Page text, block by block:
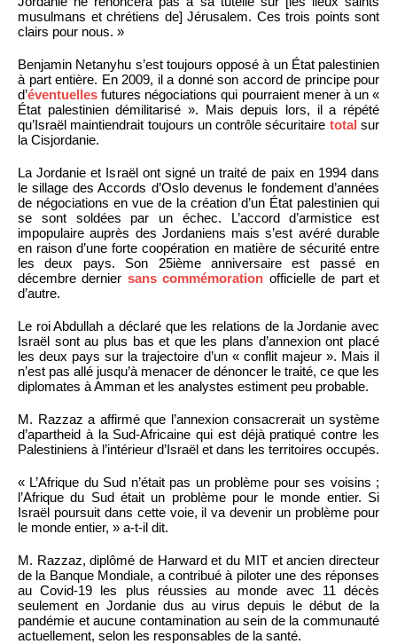
musulmans et chrétiens de] Jérusalem. Ces trois points sont
clairs pour nous. »
Benjamin Netanyhu s’est toujours opposé à un État palestinien
à part entière. En 2009, il a donné son accord de principe pour
d’éventuelles futures négociations qui pourraient mener à un «
État palestinien démilitarisé ». Mais depuis lors, il a répété
qu’Israël maintiendrait toujours un contrôle sécuritaire total sur
la Cisjordanie.
La Jordanie et Israël ont signé un traité de paix en 1994 dans
le sillage des Accords d’Oslo devenus le fondement d’années
de négociations en vue de la création d’un État palestinien qui
se sont soldées par un échec. L’accord d’armistice est
impopulaire auprès des Jordaniens mais s’est avéré durable
en raison d’une forte coopération en matière de sécurité entre
les deux pays. Son 25ième anniversaire est passé en
décembre dernier sans commémoration officielle de part et
d’autre.
Le roi Abdullah a déclaré que les relations de la Jordanie avec
Israël sont au plus bas et que les plans d’annexion ont placé
les deux pays sur la trajectoire d’un « conflit majeur ». Mais il
n’est pas allé jusqu’à menacer de dénoncer le traité, ce que les
diplomates à Amman et les analystes estiment peu probable.
M. Razzaz a affirmé que l’annexion consacrerait un système
d’apartheid à la Sud-Africaine qui est déjà pratiqué contre les
Palestiniens à l’intérieur d’Israël et dans les territoires occupés.
« L’Afrique du Sud n’était pas un problème pour ses voisins ;
l’Afrique du Sud était un problème pour le monde entier. Si
Israël poursuit dans cette voie, il va devenir un problème pour
le monde entier, » a-t-il dit.
M. Razzaz, diplômé de Harward et du MIT et ancien directeur
de la Banque Mondiale, a contribué à piloter une des réponses
au Covid-19 les plus réussies au monde avec 11 décès
seulement en Jordanie dus au virus depuis le début de la
pandémie et aucune contamination au sein de la communauté
actuellement, selon les responsables de la santé.